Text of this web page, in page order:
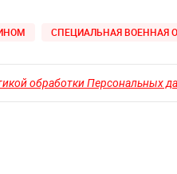
СПЕЦИАЛЬНАЯ ВОЕННАЯ
обработки Персональных